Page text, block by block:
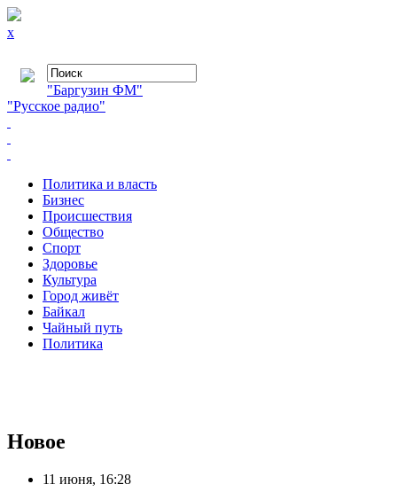
x
"Баргузин ФМ"
"Русское радио"
Политика и власть
Бизнес
Происшествия
Общество
Cпорт
Здоровье
Культура
Город живёт
Байкал
Чайный путь
Политика
Новое
11 июня, 16:28